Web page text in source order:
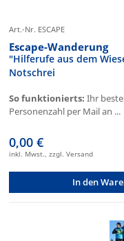
Art.-Nr. ESCAPE
Escape-Wanderung
"Hilferufe aus dem
Notschrei
So funktionierts: Ihr
Personenzahl per Mail an ...
0,00 €
inkl. Mwst., zzgl. Versand
In den